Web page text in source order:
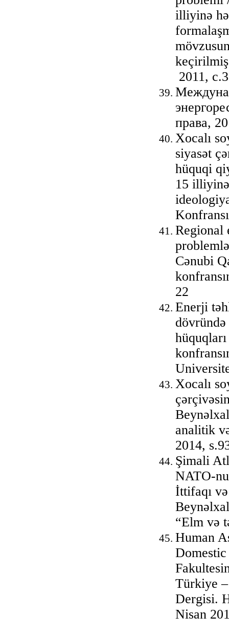
illiyinə
2011,
права,
Xocalı
siyasət
hüquqi
15
Regional
Cənubi
22
Enerji
Xocalı
analitik
2014,
Şimali
NATO-
İttifaqı
“Elm və
Human
Türkiye –
Dergisi.
Nisan